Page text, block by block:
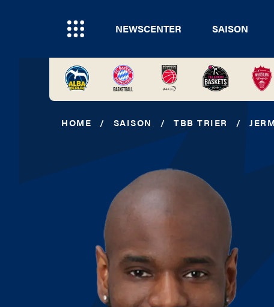
NEWSCENTER SAISON
HOME / SAISON / TBB TRIER /